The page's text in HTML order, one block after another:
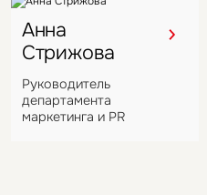
Анна
Стрижова
Руководитель
департамента
маркетинга и PR